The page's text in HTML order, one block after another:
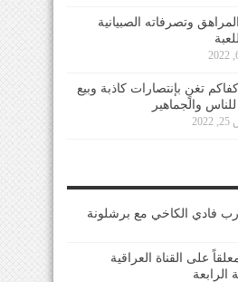
المراهق وتصرفاته الصبيانية
كفاكم تغنٍ بإنتصارات كاذبة وبيع
للناس والجماهير
فادي الكاخي مع برشلونة
على القناة العراقية
الرابعة